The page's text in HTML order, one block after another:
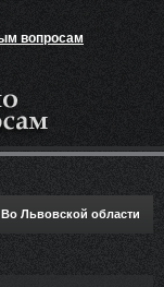
вопросам
Во Львовской области